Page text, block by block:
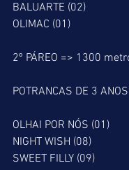
BALUARTE (02)
OLIMAC (01)
2º PÁREO => 1300
POTRANCAS DE 3
OLHAI POR NÓS (01)
NIGHT WISH (08)
SWEET FILLY (09)